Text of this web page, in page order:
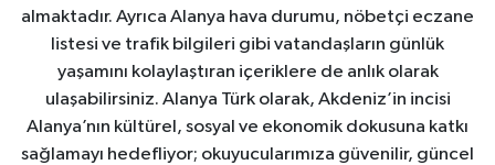
almaktadır. Ayrıca Alanya hava durumu, nöbetçi eczane
listesi ve trafik bilgileri gibi vatandaşların günlük
yaşamını kolaylaştıran içeriklere de anlık olarak
ulaşabilirsiniz. Alanya Türk olarak, Akdeniz’in incisi
Alanya’nın kültürel, sosyal ve ekonomik dokusuna katkı
sağlamayı hedefliyor; okuyucularımıza güvenilir, güncel